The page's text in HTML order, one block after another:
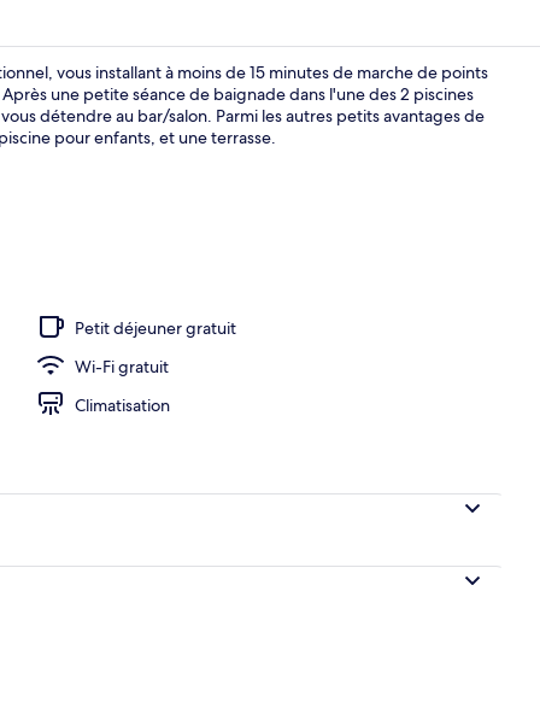
vous installant à moins de 15 minutes de marche de points
une petite séance de baignade dans l'une des 2 piscines
détendre au bar/salon. Parmi les autres petits avantages de
pour enfants, et une terrasse.
Petit déjeuner gratuit
Wi-Fi gratuit
Climatisation